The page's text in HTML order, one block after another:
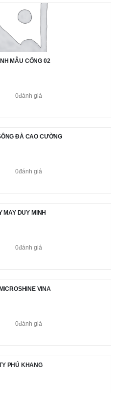
MẪU CỔNG 02
0đánh giá
ĐÀ CAO CƯỜNG
0đánh giá
MAY DUY MINH
0đánh giá
VINA
0đánh giá
PHÚ KHANG